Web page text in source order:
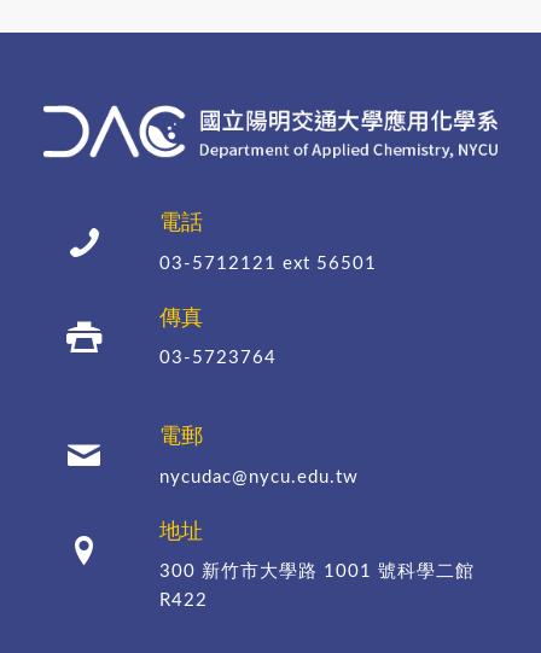
電話
03-5712121 ext 56501
傳真
03-5723764
電郵
nycudac@nycu.edu.tw
地址
300 新竹市大學路 1001 號科學二館
R422